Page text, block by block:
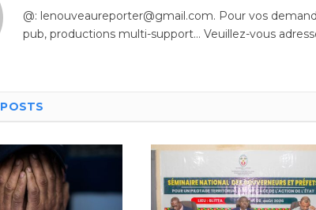
@: lenouveaureporter@gmail.com. Pour vos
pub, productions multi-support… Veuillez-vous
POSTS